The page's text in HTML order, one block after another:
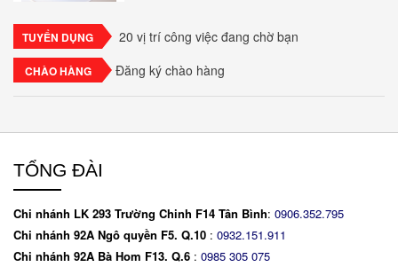
TUYỂN DỤNG 20 vị trí công việc đang chờ bạn
CHÀO HÀNG Đăng ký chào hàng
TỔNG ĐÀI
Chi nhánh LK 293 Trường Chinh F14 Tân Bình: 0906.352.795
Chi nhánh 92A Ngô quyền F5. Q.10 : 0932.151.911
Chi nhánh 92A Bà Hom F13. Q.6 : 0985 305 075